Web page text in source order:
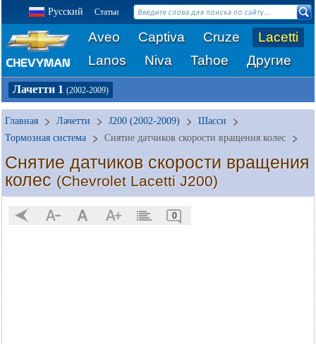
Русский Статьи
Aveo Captiva Cruze
Lacetti
Lanos
Niva Tahoe Другие
Лачетти 1 (2002-2009)
Главная Лачетти J200 (2002-2009)
Шасси
Тормозная система
Снятие датчиков скорости вращения колес
Снятие датчиков скорости вращения
колес (Chevrolet Lacetti J200)
0